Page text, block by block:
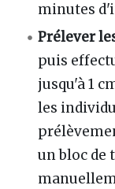
minutes
Prélever
puis
jusqu'à 1
les
un bloc de